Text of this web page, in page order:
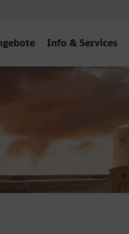
Info & Services
St-